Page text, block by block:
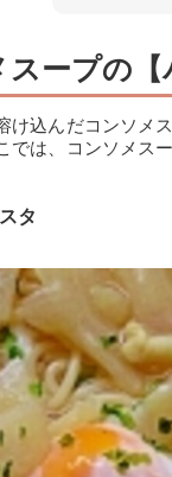
スープの
け込んだコンソメ
では、コンソメス
タ